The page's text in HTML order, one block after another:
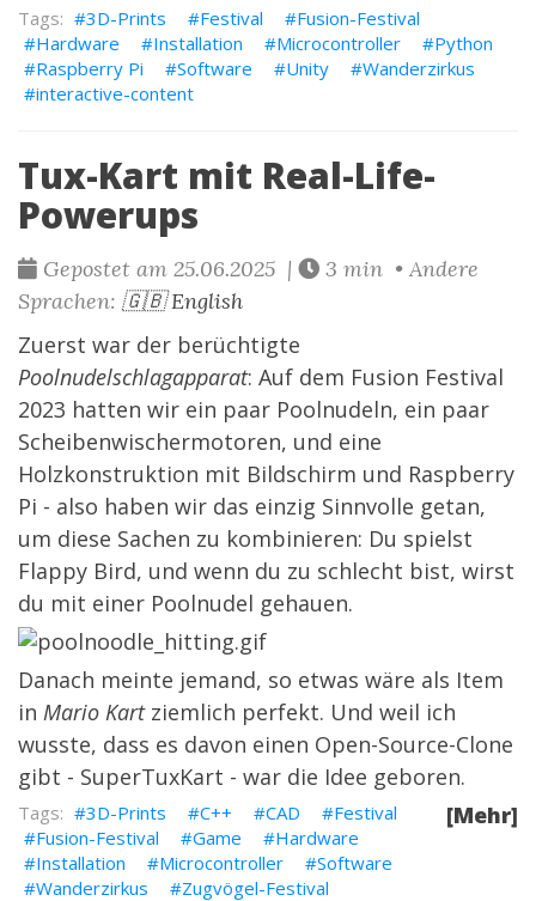
3D-Prints Festival
Fusion-Festival
Hardware
Installation Microcontroller
Python
Raspberry Pi
Software Unity
Wanderzirkus
interactive-content
Tux-Kart mit Real-Life-
Powerups
Gepostet am 25.06.2025 |
3 min • Andere
Sprachen: 🇬🇧 English
Zuerst war der berüchtigte
Poolnudelschlagapparat: Auf dem Fusion Festival
2023 hatten wir ein paar Poolnudeln, ein paar
Scheibenwischermotoren, und eine
Holzkonstruktion mit Bildschirm und Raspberry
Pi - also haben wir das einzig Sinnvolle getan,
um diese Sachen zu kombinieren: Du spielst
Flappy Bird, und wenn du zu schlecht bist, wirst
du mit einer Poolnudel gehauen.
Danach meinte jemand, so etwas wäre als Item
in Mario Kartziemlich perfekt. Und weil ich
wusste, dass es davon einen Open-Source-Clone
gibt - SuperTuxKart - war die Idee geboren.
[Mehr]
3D-Prints C++ CAD
Festival
Fusion-Festival
Game
Hardware
Installation
Microcontroller
Software
Wanderzirkus
Zugvögel-Festival